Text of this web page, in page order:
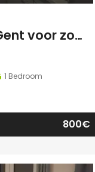
studio te huur in Gent voor zomermaanden
1 Bedroom
800€